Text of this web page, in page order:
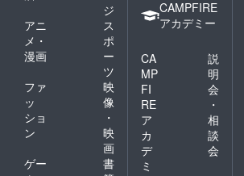
ジ
アニ
メ・
漫画
ス
ポ
ー
ツ
ファ
ッ
ショ
ン
映
像
・
映
画
ゲー
書
CAMPFIRE
アカデミー
CA
MP
FI
RE
ア
カ
デ
ミ
説
明
会
・
相
談
会